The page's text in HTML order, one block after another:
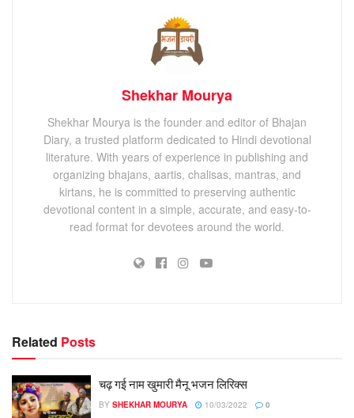
Shekhar Mourya
Shekhar Mourya is the founder and editor of Bhajan
Diary, a trusted platform dedicated to Hindi devotional
literature. With years of experience in publishing and
organizing bhajans, aartis, chalisas, mantras, and
kirtans, he is committed to preserving authentic
devotional content in a simple, accurate, and easy-to-
read format for devotees around the world.
Related Posts
चढ़ गई नाम खुमारी मैनू भजन लिरिक्स
BY SHEKHAR MOURYA 10/03/2022 0